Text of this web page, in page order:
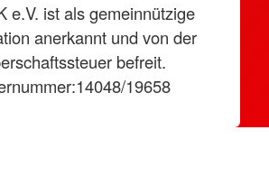
e.V. ist als gemeinnützige
anerkannt und von der
befreit.
19658